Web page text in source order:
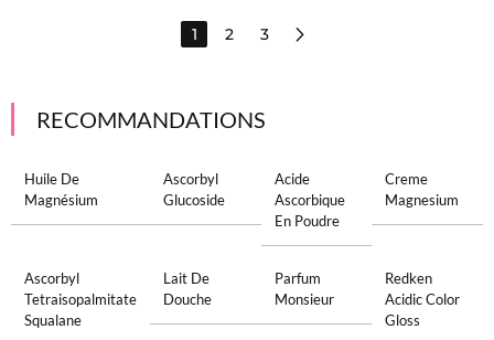
1 2 3
RECOMMANDATIONS
Huile De
Magnésium
Ascorbyl
Glucoside
Acide
Ascorbique
En Poudre
Creme
Magnesium
Ascorbyl
Tetraisopalmitate
Squalane
Lait De
Douche
Parfum
Monsieur
Redken
Acidic Color
Gloss